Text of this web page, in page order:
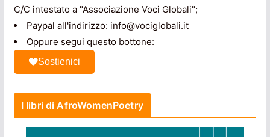
C/C intestato a "Associazione Voci Globali";
Paypal all'indirizzo: info@vociglobali.it
Oppure segui questo bottone:
Sostienici
I libri di AfroWomenPoetry